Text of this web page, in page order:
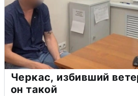
Черкас, избивший
он такой